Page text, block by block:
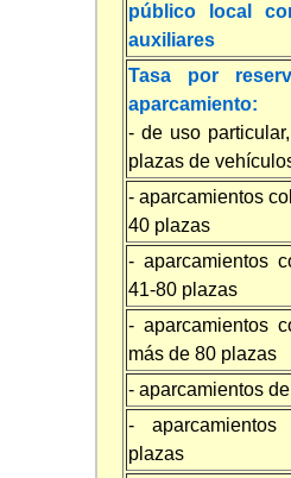
público local
auxiliares
Tasa por
aparcamiento:
- de uso
plazas de
- aparcamientos
40 plazas
- aparcamientos
41-80 plazas
- aparcamientos
más de 80 plazas
- aparcamientos
-
plazas